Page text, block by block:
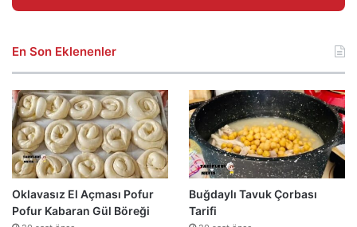
En Son Eklenenler
Oklavasız El Açması Pofur
Pofur Kabaran Gül Böreği
Buğdaylı Tavuk Çorbası
Tarifi